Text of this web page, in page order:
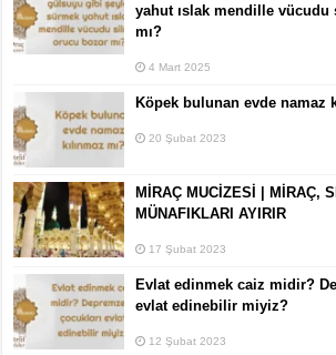
yahut ıslak mendille
mı?
4 Mart 2025
Köpek bulunan evde namaz
20 Şubat 2023
MİRAÇ MUCİZESİ | MİRAÇ,
MÜNAFIKLARI AYIRIR
17 Şubat 2023
Evlat edinmek caiz midir?
evlat edinebilir miyiz?
12 Şubat 2023